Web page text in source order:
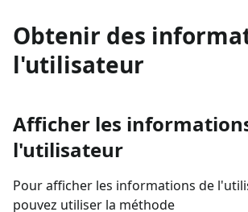
Obtenir des
l'utilisateur
Afficher les
l'utilisateur
Pour afficher les informations de
pouvez utiliser la méthode